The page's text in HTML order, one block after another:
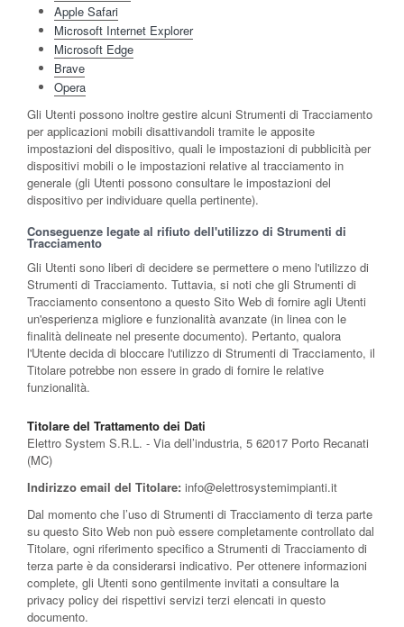
Apple Safari
Microsoft Internet Explorer
Microsoft Edge
Brave
Opera
Gli Utenti possono inoltre gestire alcuni Strumenti di Tracciamento
per applicazioni mobili disattivandoli tramite le apposite
impostazioni del dispositivo, quali le impostazioni di pubblicità per
dispositivi mobili o le impostazioni relative al tracciamento in
generale (gli Utenti possono consultare le impostazioni del
dispositivo per individuare quella pertinente).
Conseguenze legate al rifiuto dell'utilizzo di Strumenti di
Tracciamento
Gli Utenti sono liberi di decidere se permettere o meno l'utilizzo di
Strumenti di Tracciamento. Tuttavia, si noti che gli Strumenti di
Tracciamento consentono a questo Sito Web di fornire agli Utenti
un'esperienza migliore e funzionalità avanzate (in linea con le
finalità delineate nel presente documento). Pertanto, qualora
l'Utente decida di bloccare l'utilizzo di Strumenti di Tracciamento, il
Titolare potrebbe non essere in grado di fornire le relative
funzionalità.
Titolare del Trattamento dei Dati
Elettro System S.R.L. - Via dell’industria, 5 62017 Porto Recanati
(MC)
Indirizzo email del Titolare: info@elettrosystemimpianti.it
Dal momento che l’uso di Strumenti di Tracciamento di terza parte
su questo Sito Web non può essere completamente controllato dal
Titolare, ogni riferimento specifico a Strumenti di Tracciamento di
terza parte è da considerarsi indicativo. Per ottenere informazioni
complete, gli Utenti sono gentilmente invitati a consultare la
privacy policy dei rispettivi servizi terzi elencati in questo
documento.